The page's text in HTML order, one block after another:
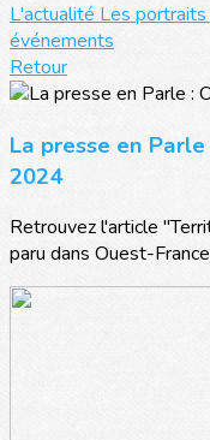
L'actualité Les portraits
événements
Retour
La presse en
2024
Retrouvez l'article
paru dans Ouest-